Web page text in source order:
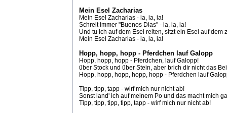
Mein Esel Zacharias
Mein Esel Zacharias - ia, ia, ia!
Schreit immer "Buenos Dias" - ia, ia, ia!
Und tu ich auf dem Esel reiten, sitzt ein Esel auf dem
Mein Esel Zacharias - ia, ia, ia!
Hopp, hopp, hopp - Pferdchen lauf Galopp
Hopp, hopp, hopp - Pferdchen, lauf Galopp!
über Stock und über Stein, aber brich dir nicht das
Hopp, hopp, hopp, hopp, hopp - Pferdchen lauf
Tipp, tipp, tapp - wirf mich nur nicht ab!
Sonst land' ich auf meinem Po und das macht mich
Tipp, tipp, tipp, tipp, tapp - wirf mich nur nicht ab!